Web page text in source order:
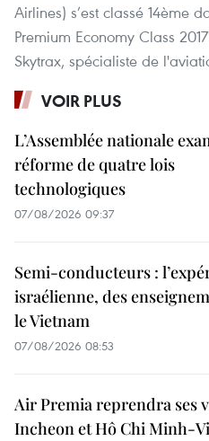
Airlines) s’est classé 14ème
Premium Economy Class
Skytrax, spécialiste de
VOIR PLUS
L’Assemblée nationale
réforme de quatre lois
technologiques
07/08/2026 09:37
Semi-conducteurs :
israélienne, des
le Vietnam
07/08/2026 08:53
Air Premia reprendra ses
Incheon et Hô Chi Minh-